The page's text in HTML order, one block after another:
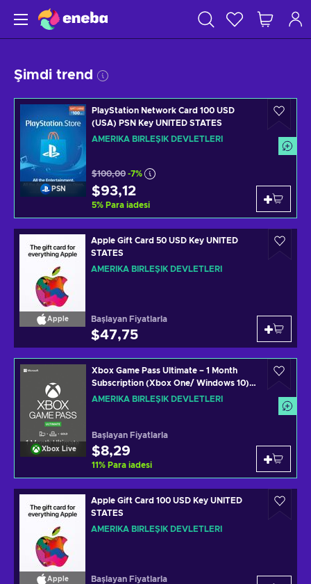
Şimdi trend
PSN
PlayStation Network Card 100 USD
(USA) PSN Key UNITED STATES
AMERIKA BIRLEŞIK DEVLETLERI
$100,00 -7%
$93,12
5% Para iadesi
Apple
Apple Gift Card 50 USD Key UNITED
STATES
AMERIKA BIRLEŞIK DEVLETLERI
Başlayan Fiyatlarla
$47,75
Xbox Live
Xbox Game Pass Ultimate – 1 Month
Subscription (Xbox One/ Windows 10)
non-stackable Xbox Live Key UNITED
AMERIKA BIRLEŞIK DEVLETLERI
Başlayan Fiyatlarla
$8,29
11% Para iadesi
Apple
Apple Gift Card 100 USD Key UNITED
STATES
AMERIKA BIRLEŞIK DEVLETLERI
Başlayan Fiyatlarla